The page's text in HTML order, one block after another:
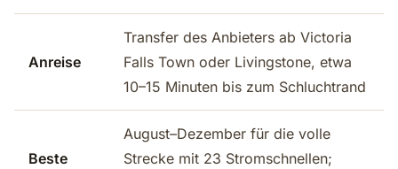
Anreise
Transfer des Anbieters ab Victoria
Falls Town oder Livingstone, etwa
10–15 Minuten bis zum Schluchtrand
Beste
August–Dezember für die volle
Strecke mit 23 Stromschnellen;